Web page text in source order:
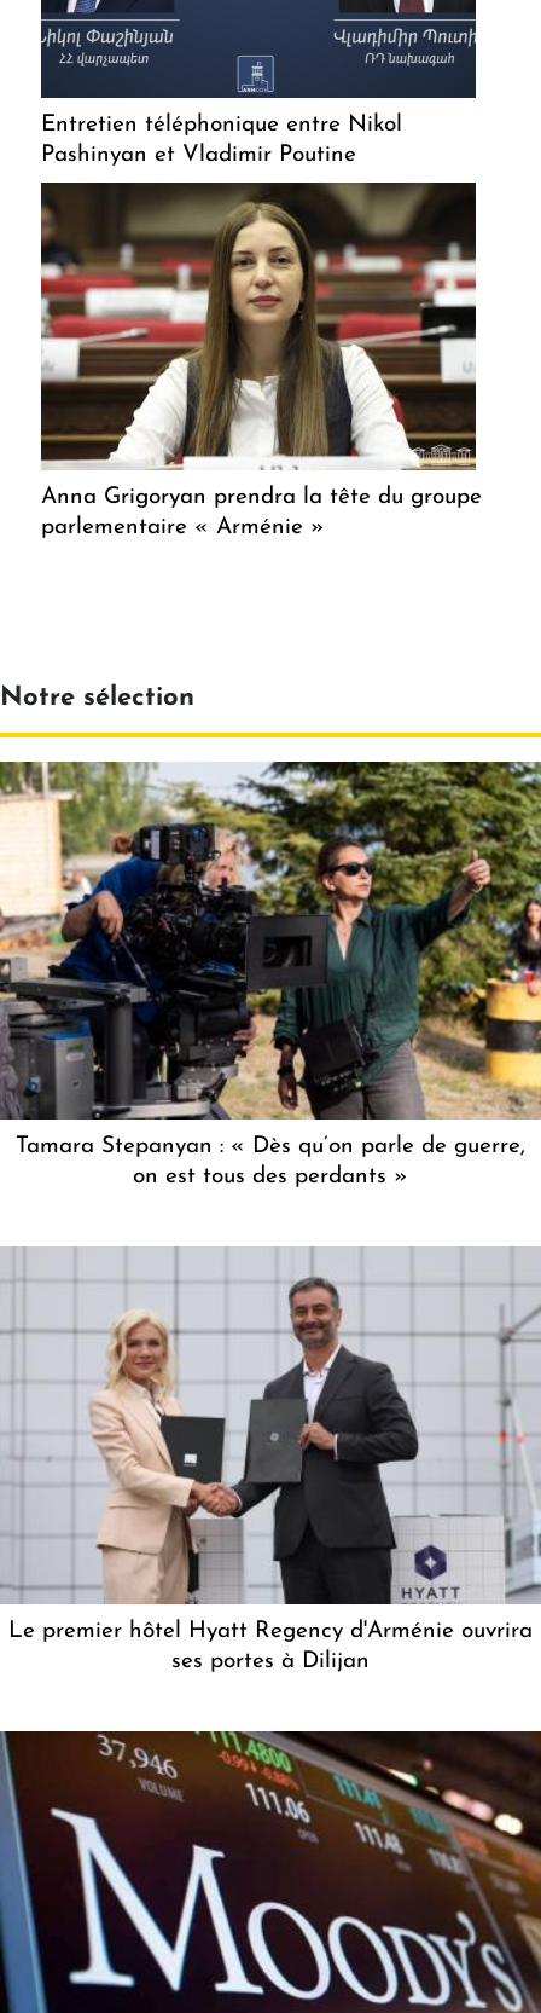
Entretien téléphonique entre Nikol
Pashinyan et Vladimir Poutine
Anna Grigoryan prendra la tête du groupe
parlementaire « Arménie »
Notre sélection
Tamara Stepanyan : « Dès qu’on parle de guerre,
on est tous des perdants »
Le premier hôtel Hyatt Regency d'Arménie ouvrira
ses portes à Dilijan